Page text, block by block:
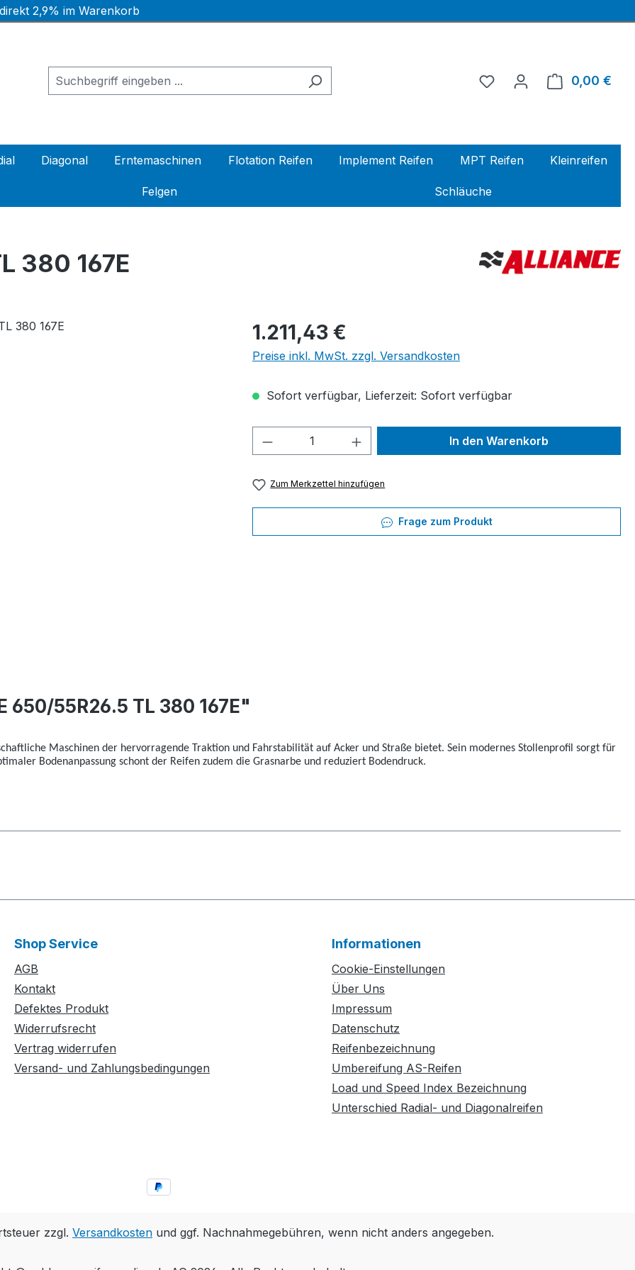
2,9% im Warenkorb
0,00 €
Diagonal Erntemaschinen Flotation Reifen Implement Reifen MPT Reifen Kleinreifen
Felgen Schläuche
380 167E
Regulärer Preis:
1.211,43 €
Preise inkl. MwSt. zzgl. Versandkosten
Sofort verfügbar, Lieferzeit: Sofort verfügbar
Produkt Anzahl: Gib den gewünschten Wert
In den Warenkorb
Zum Merkzettel hinzufügen
Frage zum Produkt
55R26.5 TL 380 167E"
Maschinen der hervorragende Traktion und Fahrstabilität auf Acker und Straße bietet. Sein modernes Stollenprofil sorgt für
Bodenanpassung schont der Reifen zudem die Grasnarbe und reduziert Bodendruck.
Shop Service
AGB
Kontakt
Defektes Produkt
Widerrufsrecht
Vertrag widerrufen
Versand- und Zahlungsbedingungen
Informationen
Cookie-Einstellungen
Über Uns
Impressum
Datenschutz
Reifenbezeichnung
Umbereifung AS-Reifen
Load und Speed Index Bezeichnung
Unterschied Radial- und Diagonalreifen
zzgl. Versandkosten und ggf. Nachnahmegebühren, wenn nicht anders angegeben.